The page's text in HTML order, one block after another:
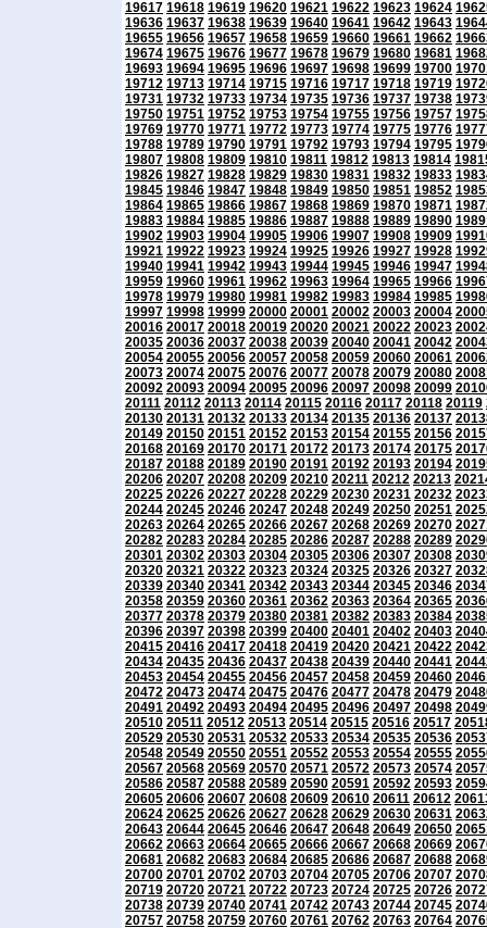
19617 19618 19619 19620 19621 19622 19623 19624
19636 19637 19638 19639 19640 19641 19642 19643
19655 19656 19657 19658 19659 19660 19661 19662
19674 19675 19676 19677 19678 19679 19680 19681
19693 19694 19695 19696 19697 19698 19699 19700
19712 19713 19714 19715 19716 19717 19718 19719
19731 19732 19733 19734 19735 19736 19737 19738
19750 19751 19752 19753 19754 19755 19756 19757
19769 19770 19771 19772 19773 19774 19775 19776
19788 19789 19790 19791 19792 19793 19794 19795
19807 19808 19809 19810 19811 19812 19813 19814
19826 19827 19828 19829 19830 19831 19832 19833
19845 19846 19847 19848 19849 19850 19851 19852
19864 19865 19866 19867 19868 19869 19870 19871
19883 19884 19885 19886 19887 19888 19889 19890
19902 19903 19904 19905 19906 19907 19908 19909
19921 19922 19923 19924 19925 19926 19927 19928
19940 19941 19942 19943 19944 19945 19946 19947
19959 19960 19961 19962 19963 19964 19965 19966
19978 19979 19980 19981 19982 19983 19984 19985
19997 19998 19999 20000 20001 20002 20003 20004
20016 20017 20018 20019 20020 20021 20022 20023
20035 20036 20037 20038 20039 20040 20041 20042
20054 20055 20056 20057 20058 20059 20060 20061
20073 20074 20075 20076 20077 20078 20079 20080
20092 20093 20094 20095 20096 20097 20098 20099
20111 20112 20113 20114 20115 20116 20117 20118 20119
20130 20131 20132 20133 20134 20135 20136 20137
20149 20150 20151 20152 20153 20154 20155 20156
20168 20169 20170 20171 20172 20173 20174 20175
20187 20188 20189 20190 20191 20192 20193 20194
20206 20207 20208 20209 20210 20211 20212 20213
20225 20226 20227 20228 20229 20230 20231 20232
20244 20245 20246 20247 20248 20249 20250 20251
20263 20264 20265 20266 20267 20268 20269 20270
20282 20283 20284 20285 20286 20287 20288 20289
20301 20302 20303 20304 20305 20306 20307 20308
20320 20321 20322 20323 20324 20325 20326 20327
20339 20340 20341 20342 20343 20344 20345 20346
20358 20359 20360 20361 20362 20363 20364 20365
20377 20378 20379 20380 20381 20382 20383 20384
20396 20397 20398 20399 20400 20401 20402 20403
20415 20416 20417 20418 20419 20420 20421 20422
20434 20435 20436 20437 20438 20439 20440 20441
20453 20454 20455 20456 20457 20458 20459 20460
20472 20473 20474 20475 20476 20477 20478 20479
20491 20492 20493 20494 20495 20496 20497 20498
20510 20511 20512 20513 20514 20515 20516 20517
20529 20530 20531 20532 20533 20534 20535 20536
20548 20549 20550 20551 20552 20553 20554 20555
20567 20568 20569 20570 20571 20572 20573 20574
20586 20587 20588 20589 20590 20591 20592 20593
20605 20606 20607 20608 20609 20610 20611 20612
20624 20625 20626 20627 20628 20629 20630 20631
20643 20644 20645 20646 20647 20648 20649 20650
20662 20663 20664 20665 20666 20667 20668 20669
20681 20682 20683 20684 20685 20686 20687 20688
20700 20701 20702 20703 20704 20705 20706 20707
20719 20720 20721 20722 20723 20724 20725 20726
20738 20739 20740 20741 20742 20743 20744 20745
20757 20758 20759 20760 20761 20762 20763 20764